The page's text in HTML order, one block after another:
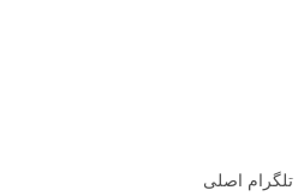
تلگرام اصلی